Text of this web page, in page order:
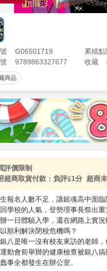
G06501719 累積
9789863327677 收藏
商品
購 ( 共
(加購品) 買動漫★《
-
+